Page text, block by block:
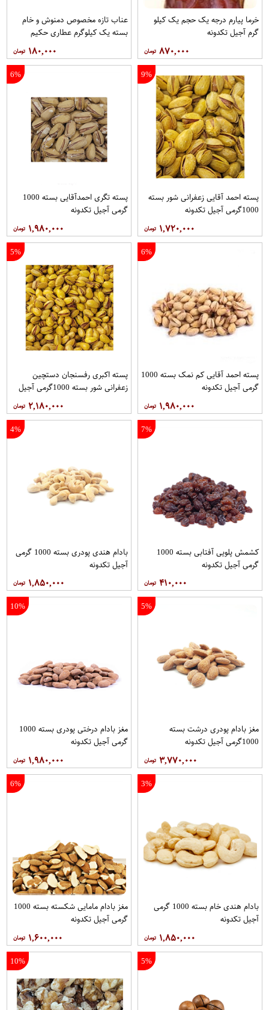
خرما پیارم درجه یک حجم یک کیلو
گرم آجیل تکدونه
۸۷۰,۰۰۰
عناب تازه مخصوص دمنوش و خام
بسته یک کیلوگرم عطاری حکیم
۱۸۰,۰۰۰
9%
پسته احمد آقایی زعفرانی شور بسته
1000گرمی آجیل تکدونه
۱,۷۲۰,۰۰۰
6%
پسته تگری احمدآقایی بسته 1000
گرمی آجیل تکدونه
۱,۹۸۰,۰۰۰
6%
پسته احمد آقایی کم نمک بسته 1000
گرمی آجیل تکدونه
۱,۹۸۰,۰۰۰
5%
پسته اکبری رفسنجان دستچین
زعفرانی شور بسته 1000گرمی آجیل
۲,۱۸۰,۰۰۰
7%
کشمش پلویی آفتابی بسته 1000
گرمی آجیل تکدونه
۴۱۰,۰۰۰
4%
بادام هندی پودری بسته 1000 گرمی
آجیل تکدونه
۱,۸۵۰,۰۰۰
5%
مغز بادام پودری درشت بسته
1000گرمی آجیل تکدونه
۳,۷۷۰,۰۰۰
10%
مغز بادام درختی پودری بسته 1000
گرمی آجیل تکدونه
۱,۹۸۰,۰۰۰
3%
بادام هندی خام بسته 1000 گرمی
آجیل تکدونه
۱,۸۵۰,۰۰۰
6%
مغز بادام مامایی شکسته بسته 1000
گرمی آجیل تکدونه
۱,۶۰۰,۰۰۰
5%
10%